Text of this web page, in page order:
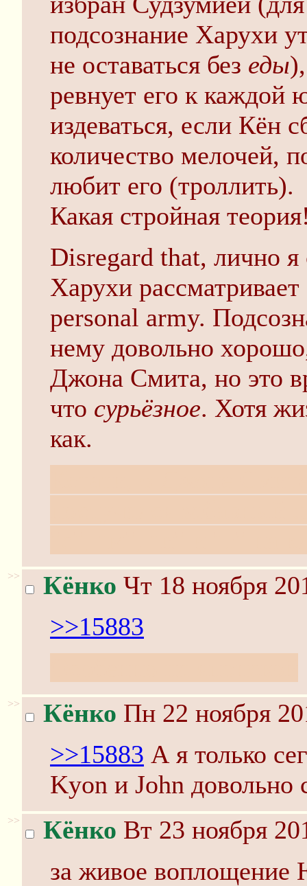
подсознание Харухи
не оставаться без еды
ревнует его к каждой
издеваться, если Кён
количество мелочей,
любит его (троллить).
Какая стройная
Disregard that, лично я
Харухи
personal army.
нему довольно
Джона Смита, но это
что сурьёзное. Хотя
как.
>> Кёнко Чт 18 ноября
>>15883
>> Кёнко Пн 22 ноября
>>15883 А я только
Kyon и John довольно
>> Кёнко Вт 23 ноября
за живое воплощение